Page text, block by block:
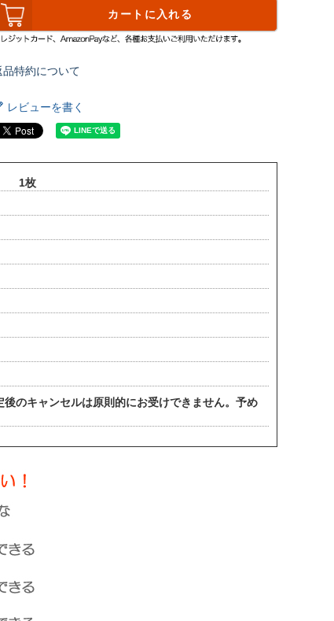
カートに入れる
品特約について
レビューを書く
1枚
のキャンセルは原則的にお受けできません。予め